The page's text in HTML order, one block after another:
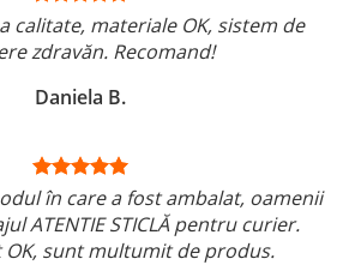
calitate, materiale OK, sistem de
zdravăn. Recomand!
Daniela B.
în care a fost ambalat, oamenii
ATENTIE STICLĂ pentru curier.
OK, sunt multumit de produs.